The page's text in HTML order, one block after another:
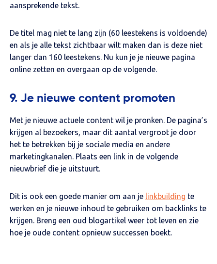
aansprekende tekst.
De titel mag niet te lang zijn (60 leestekens is voldoende)
en als je alle tekst zichtbaar wilt maken dan is deze niet
langer dan 160 leestekens. Nu kun je je nieuwe pagina
online zetten en overgaan op de volgende.
9. Je nieuwe content promoten
Met je nieuwe actuele content wil je pronken. De pagina’s
krijgen al bezoekers, maar dit aantal vergroot je door
het te betrekken bij je sociale media en andere
marketingkanalen. Plaats een link in de volgende
nieuwbrief die je uitstuurt.
Dit is ook een goede manier om aan je linkbuilding te
werken en je nieuwe inhoud te gebruiken om backlinks te
krijgen. Breng een oud blogartikel weer tot leven en zie
hoe je oude content opnieuw successen boekt.